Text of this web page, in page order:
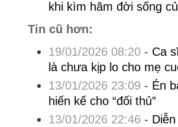
khi kìm hãm đời sống
Tin cũ hơn:
19/01/2026 08:20- Ca
là chưa kịp lo cho mẹ
13/01/2026 23:09 - Én
hiến kế cho “đối thủ”
13/01/2026 22:46 -